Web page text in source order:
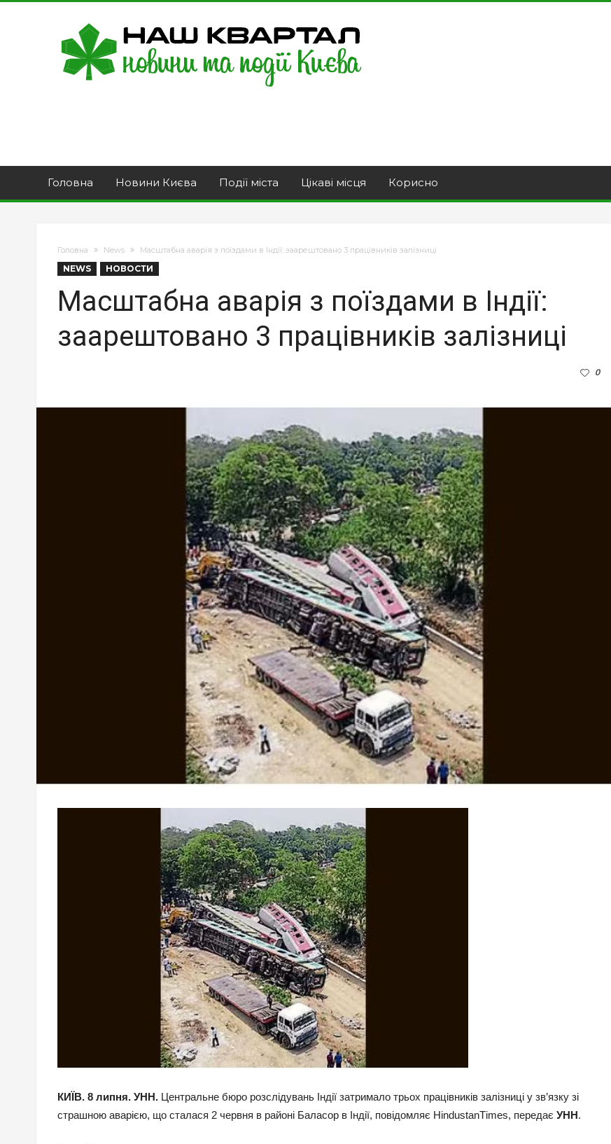
Головна Новини Києва Події міста Цікаві місця Корисно
Головна News Масштабна аварія з поїздами в Індії: заарештовано 3 працівників залізниці
NEWS НОВОСТИ
Масштабна аварія з поїздами в Індії:
заарештовано 3 працівників залізниці
0
КИЇВ. 8 липня. УНН. Центральне бюро розслідувань Індії затримало трьох працівників залізниці у зв’язку зі
страшною аварією, що сталася 2 червня в районі Баласор в Індії, повідомляє НindustanТimes, передає УНН.